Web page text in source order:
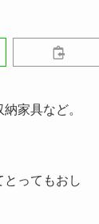
家具など。
ってもおし